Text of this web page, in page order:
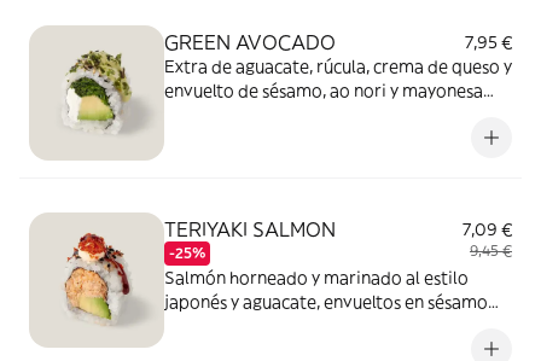
GREEN AVOCADO
7,95 €
Extra de aguacate, rúcula, crema de queso y
envuelto de sésamo, ao nori y mayonesa
TERIYAKI SALMON
-25%
7,09 €
9,45 €
Salmón horneado y marinado al estilo
japonés y aguacate, envueltos en sésamo